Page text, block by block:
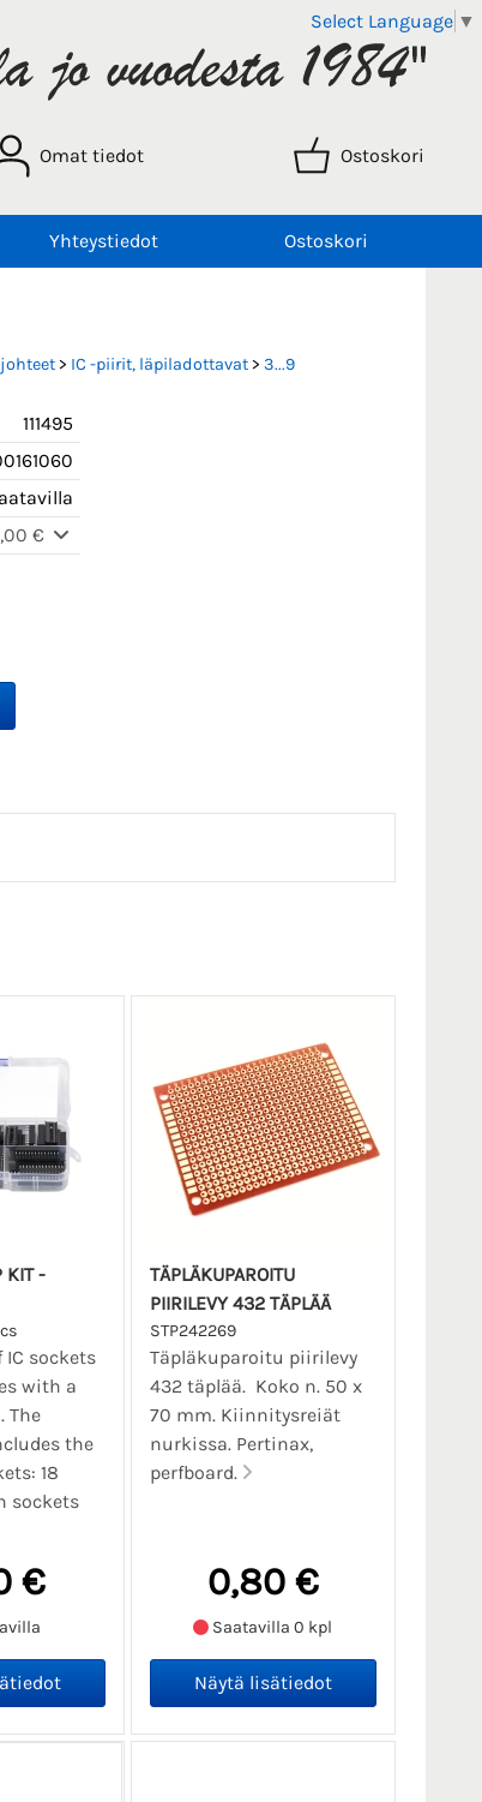
Select Language ▼
Omat tiedot Ostoskori
Yhteystiedot Ostoskori
> IC -piirit, läpiladottavat> 3...9
111495
€
KIT -
sockets
with a
The
the
18
sockets
€
TÄPLÄKUPAROITU
PIIRILEVY 432 TÄPLÄÄ
STP242269
Täpläkuparoitu piirilevy
432 täplää. Koko n. 50 x
70 mm. Kiinnitysreiät
nurkissa. Pertinax,
perfboard.
0,80 €
Saatavilla 0 kpl